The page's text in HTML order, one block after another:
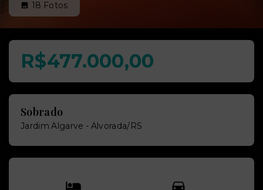
18 Fotos
R$477.000,00
Sobrado
Jardim Algarve - Alvorada/RS